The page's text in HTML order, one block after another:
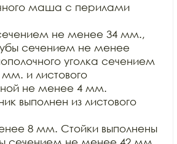
маша с перилами
не менее 34 мм.,
сечением не менее
уголка сечением
и листового
не менее 4 мм.
выполнен из листового
8 мм. Стойки выполнены